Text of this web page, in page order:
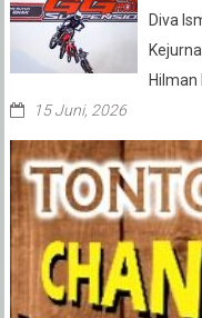
Diva
15 Juni, 2026